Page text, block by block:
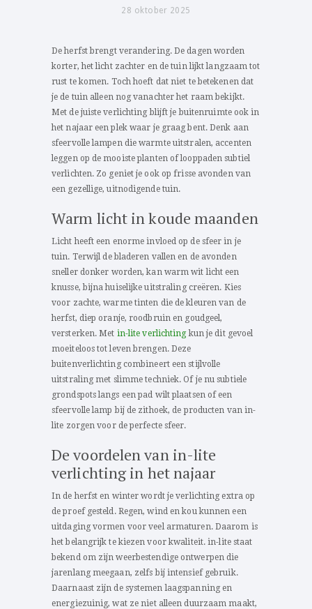
28 oktober 2025
De herfst brengt verandering. De dagen worden
korter, het licht zachter en de tuin lijkt langzaam tot
rust te komen. Toch hoeft dat niet te betekenen dat
je de tuin alleen nog vanachter het raam bekijkt.
Met de juiste verlichting blijft je buitenruimte ook in
het najaar een plek waar je graag bent. Denk aan
sfeervolle lampen die warmte uitstralen, accenten
leggen op de mooiste planten of looppaden subtiel
verlichten. Zo geniet je ook op frisse avonden van
een gezellige, uitnodigende tuin.
Warm licht in koude maanden
Licht heeft een enorme invloed op de sfeer in je
tuin. Terwijl de bladeren vallen en de avonden
sneller donker worden, kan warm wit licht een
knusse, bijna huiselijke uitstraling creëren. Kies
voor zachte, warme tinten die de kleuren van de
herfst, diep oranje, roodbruin en goudgeel,
versterken. Met in-lite verlichtingkun je dit gevoel
moeiteloos tot leven brengen. Deze
buitenverlichting combineert een stijlvolle
uitstraling met slimme techniek. Of je nu subtiele
grondspots langs een pad wilt plaatsen of een
sfeervolle lamp bij de zithoek, de producten van in-
lite zorgen voor de perfecte sfeer.
De voordelen van in-lite
verlichting in het najaar
In de herfst en winter wordt je verlichting extra op
de proef gesteld. Regen, wind en kou kunnen een
uitdaging vormen voor veel armaturen. Daarom is
het belangrijk te kiezen voor kwaliteit. in-lite staat
bekend om zijn weerbestendige ontwerpen die
jarenlang meegaan, zelfs bij intensief gebruik.
Daarnaast zijn de systemen laagspanning en
energiezuinig, wat ze niet alleen duurzaam maakt,